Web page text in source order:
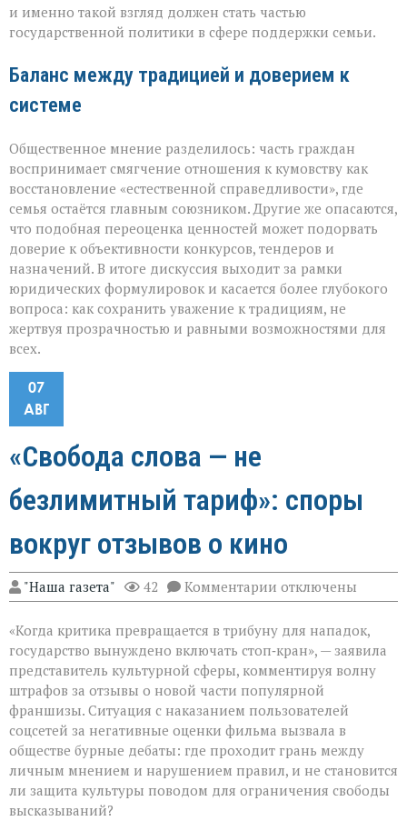
и именно такой взгляд должен стать частью
государственной политики в сфере поддержки семьи.
Баланс между традицией и доверием к
системе
Общественное мнение разделилось: часть граждан
воспринимает смягчение отношения к кумовству как
восстановление «естественной справедливости», где
семья остаётся главным союзником. Другие же опасаются,
что подобная переоценка ценностей может подорвать
доверие к объективности конкурсов, тендеров и
назначений. В итоге дискуссия выходит за рамки
юридических формулировок и касается более глубокого
вопроса: как сохранить уважение к традициям, не
жертвуя прозрачностью и равными возможностями для
всех.
07
АВГ
«Свобода слова — не
безлимитный тариф»: споры
вокруг отзывов о кино
"Наша газета" 42 Комментарии к
записи
слова — не
безлимитный
тариф»:
споры
вокруг
отзывов
о
кино
отключены
«Когда критика превращается в трибуну для нападок,
государство вынуждено включать стоп‑кран», — заявила
представитель культурной сферы, комментируя волну
штрафов за отзывы о новой части популярной
франшизы. Ситуация с наказанием пользователей
соцсетей за негативные оценки фильма вызвала в
обществе бурные дебаты: где проходит грань между
личным мнением и нарушением правил, и не становится
ли защита культуры поводом для ограничения свободы
высказываний?